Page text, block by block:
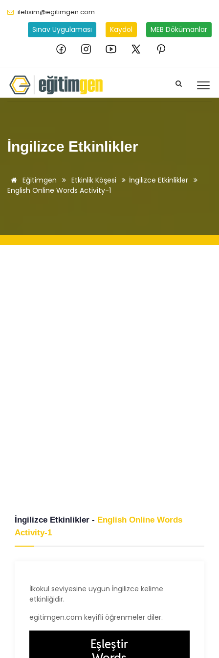
iletisim@egitimgen.com
Sınav Uygulaması Kaydol MEB Dökümanlar
İngilizce Etkinlikler
Eğitimgen Etkinlik Köşesi
İngilizce Etkinlikler
English Online Words Activity-1
İngilizce Etkinlikler - English Online Words
Activity-1
İlkokul seviyesine uygun İngilizce kelime
etkinliğidir.
egitimgen.com keyifli öğrenmeler diler.